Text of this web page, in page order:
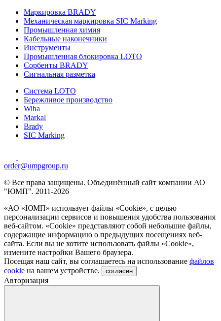
Маркировка BRADY
Механическая маркировка SIC Marking
Промышленная химия
Кабельные наконечники
Инструменты
Промышленная блокировка LOTO
Сорбенты BRADY
Сигнальная разметка
Система LOTO
Бережливое производство
Wiha
Markal
Brady
SIC Marking
order@umpgroup.ru
© Все права защищены. Объединённый сайт компании АО
"ЮМП". 2011-2026
«АО «ЮМП» использует файлы «Сookie», с целью
персонализации сервисов и повышения удобства пользования
веб-сайтом. «Cookie» представляют собой небольшие файлы,
содержащие информацию о предыдущих посещениях веб-
сайта. Если вы не хотите использовать файлы «Сookie»,
измените настройки Вашего браузера.
Посещая наш сайт, вы соглашаетесь на использование файлов
cookie на вашем устройстве. согласен
Авторизация